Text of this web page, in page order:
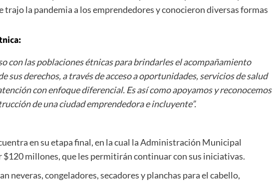
trajo la pandemia a los emprendedores y conocieron diversas formas
con las poblaciones étnicas para brindarles el acompañamiento
sus derechos, a través de acceso a oportunidades, servicios de salud
con enfoque diferencial. Es así como apoyamos y reconocemos
de una ciudad emprendedora e incluyente”.
en su etapa final, en la cual la Administración Municipal
millones, que les permitirán continuar con sus iniciativas.
neveras, congeladores, secadores y planchas para el cabello,